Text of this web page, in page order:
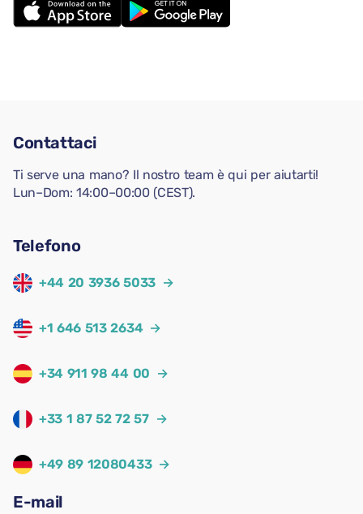
Contattaci
Ti serve una mano? Il nostro team è qui per aiutarti!
Lun–Dom: 14:00–00:00 (CEST).
Telefono
+44 20 3936 5033 →
+1 646 513 2634 →
+34 911 98 44 00 →
+33 1 87 52 72 57 →
+49 89 12080433 →
E-mail